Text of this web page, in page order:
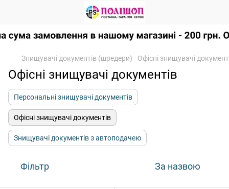
Знищувачі документів (шредери) Офісні знищувачі
Офісні знищувачі документів
Персональні знищувачі документів
Офісні знищувачі документів
Знищувачі документів з автоподачею
Фільтр За назвою